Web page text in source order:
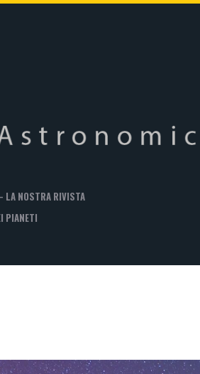
LA NOSTRA RIVISTA
PIANETI